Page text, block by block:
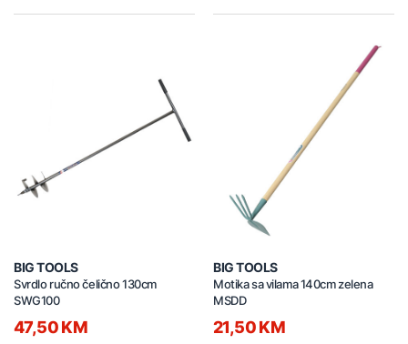
BIG TOOLS
Svrdlo ručno čelično 130cm
SWG100
47,50 KM
BIG TOOLS
Motika sa vilama 140cm zelena
MSDD
21,50 KM